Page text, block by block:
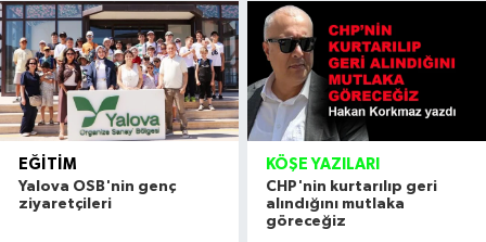
EĞITIM
Yalova OSB'nin genç
ziyaretçileri
KÖŞE YAZILARI
CHP'nin kurtarılıp geri
alındığını mutlaka
göreceğiz